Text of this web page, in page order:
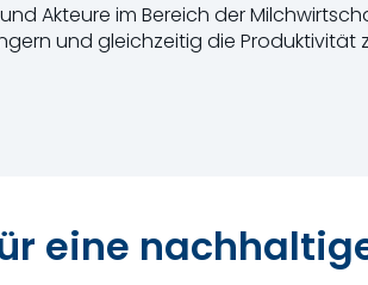
Akteure im Bereich der
und gleichzeitig die Produktivität
eine